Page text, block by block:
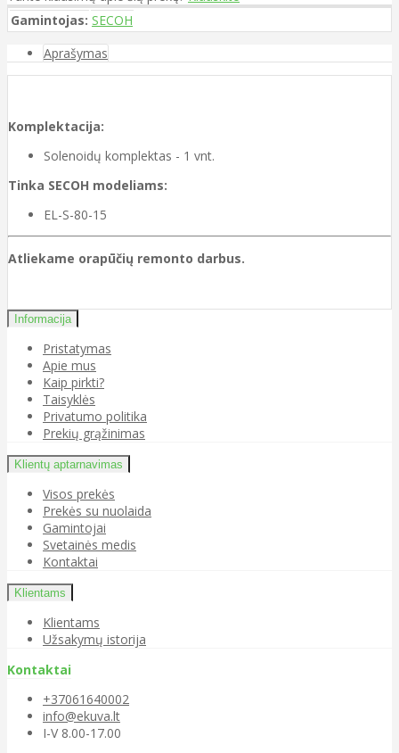
Gamintojas: SECOH
Aprašymas
Komplektacija:
Solenoidų komplektas - 1 vnt.
Tinka SECOH modeliams:
EL-S-80-15
Atliekame orapūčių remonto darbus.
Informacija
Pristatymas
Apie mus
Kaip pirkti?
Taisyklės
Privatumo politika
Prekių grąžinimas
Klientų aptarnavimas
Visos prekės
Prekės su nuolaida
Gamintojai
Svetainės medis
Kontaktai
Klientams
Klientams
Užsakymų istorija
Kontaktai
+37061640002
info@ekuva.lt
I-V 8.00-17.00